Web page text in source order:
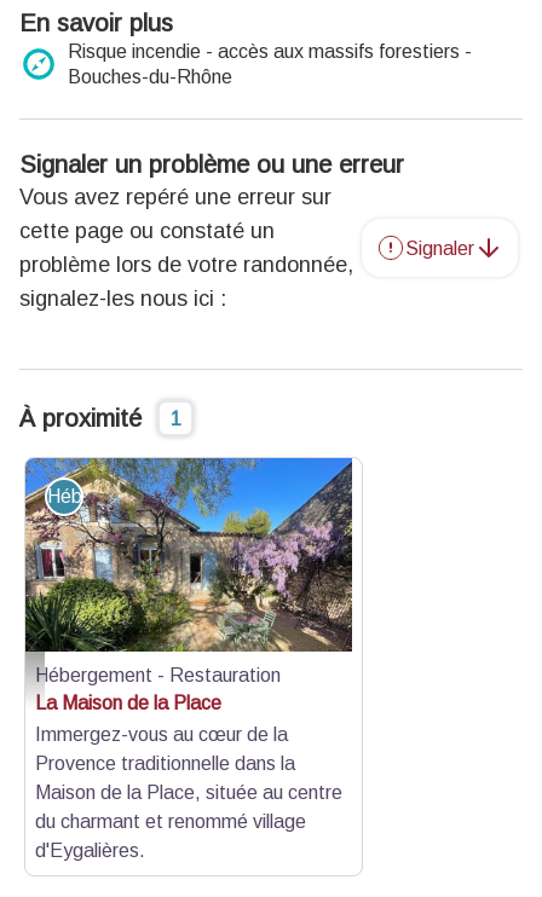
En savoir plus
Risque incendie - accès aux massifs forestiers -
Bouches-du-Rhône
Signaler un problème ou une erreur
Vous avez repéré une erreur sur
cette page ou constaté un
problème lors de votre randonnée,
signalez-les nous ici :
Signaler
À proximité 1
Gîtes de France
Hébergement - Restauration
Hébergement - Restauration
La Maison de la Place
Immergez-vous au cœur de la
Provence traditionnelle dans la
Maison de la Place, située au centre
du charmant et renommé village
d'Eygalières.